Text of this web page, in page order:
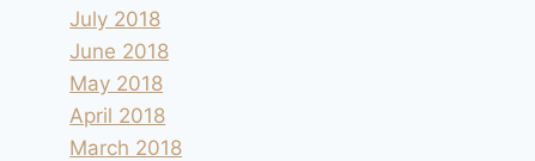
July 2018
June 2018
May 2018
April 2018
March 2018